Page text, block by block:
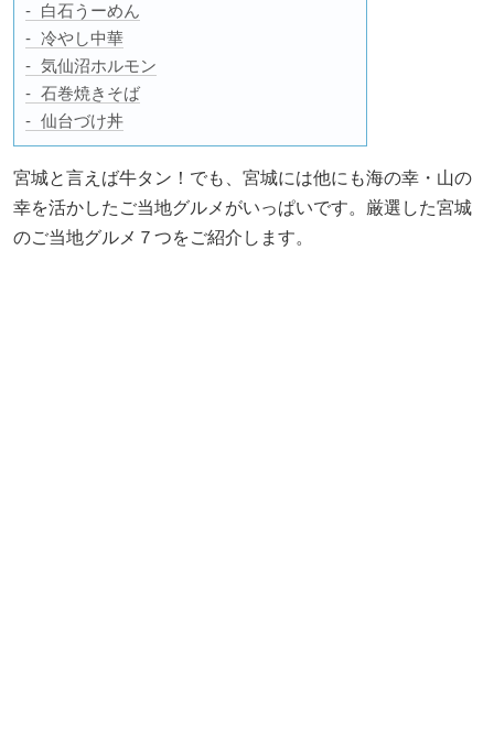
白石うーめん
冷やし中華
気仙沼ホルモン
石巻焼きそば
仙台づけ丼
宮城と言えば牛タン！でも、宮城には他にも海の幸・山の
幸を活かしたご当地グルメがいっぱいです。厳選した宮城
のご当地グルメ７つをご紹介します。